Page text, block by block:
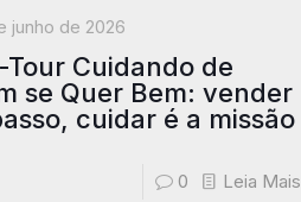
junho de 2026
Tour Cuidando de
se Quer Bem: vender
cuidar é a missão
0 Leia Mais